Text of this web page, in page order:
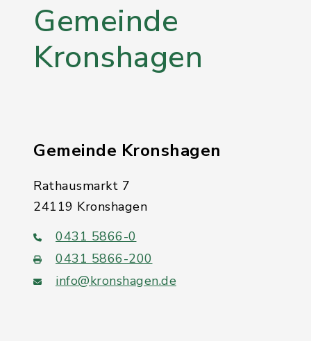
Gemeinde
Kronshagen
Gemeinde Kronshagen
Rathausmarkt 7
24119 Kronshagen
0431 5866-0
0431 5866-200
info@kronshagen.de